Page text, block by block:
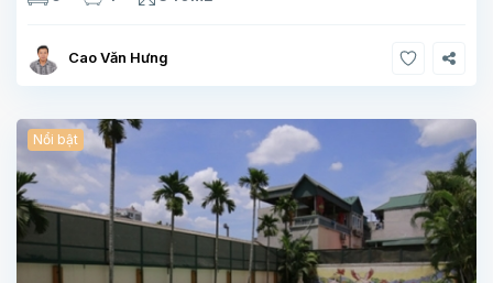
phòng khách , phòng bếp-1wc Tầng 2, 3
Cao Văn Hưng
Nổi bật